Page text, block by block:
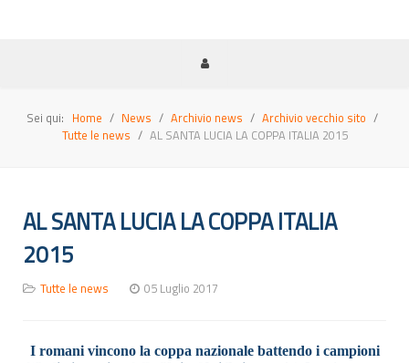
Sei qui: Home News Archivio news
Archivio vecchio sito
Tutte le news
AL SANTA LUCIA LA COPPA ITALIA 2015
AL SANTA LUCIA LA COPPA ITALIA
2015
Tutte le news 05 Luglio 2017
I romani vincono la coppa nazionale battendo i campioni